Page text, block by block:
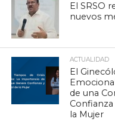
El SRSO
nuevos
ACTUALIDAD
El
de una
la Mujer